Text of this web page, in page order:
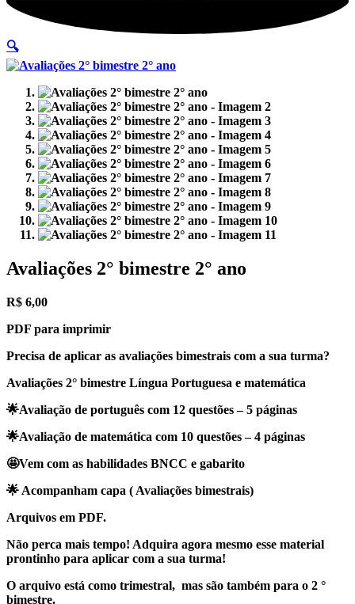
🔍
Avaliações 2° bimestre 2° ano
R$ 6,00
PDF para imprimir
Precisa de aplicar as avaliações bimestrais com a sua turma?
Avaliações 2° bimestre Língua Portuguesa e matemática
🌟Avaliação de português com 12 questões – 5 páginas
🌟Avaliação de matemática com 10 questões – 4 páginas
🤩Vem com as habilidades BNCC e gabarito
🌟 Acompanham capa ( Avaliações bimestrais)
Arquivos em PDF.
Não perca mais tempo! Adquira agora mesmo esse material
prontinho para aplicar com a sua turma!
O arquivo está como trimestral, mas são também para o 2 °
bimestre.